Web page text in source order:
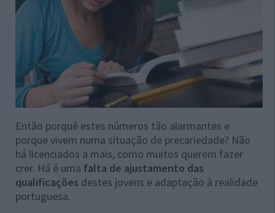
Então porquê estes números tão alarmantes e
porque vivem numa situação de precariedade? Não
há licenciados a mais, como muitos querem fazer
crer. Há é uma falta de ajustamento das
qualificações destes jovens e adaptação à realidade
portuguesa.